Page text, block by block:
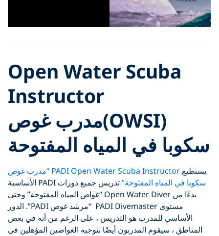
Open Water Scuba
Instructor
(OWSI)مدرب غوص
سكوبا في المياه المفتوحة
يستطيع
PADI Open Water Scuba Instructor “مدرب غوص
سكوبا في المياه المفتوحة”
تدريس جميع دورات PADI الأساسية
بدءًا من Open Water Diver “غواص المياه المفتوحة” وحتى
مستوى PADI Divemaster “مرشد غوص PADI”. الدور
الأساسي للمدرب هو التدريس ، على الرغم من أنه في بعض
المناطق ، سيقوم المدربون أيضًا بتوجيه الغواصين المؤهلين في